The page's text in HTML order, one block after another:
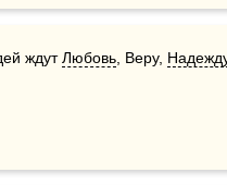
ждут Любовь , Веру,